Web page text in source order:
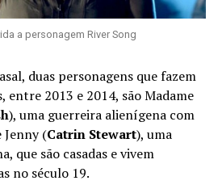
a personagem River Song
duas personagens que fazem
entre 2013 e 2014, são Madame
), uma guerreira alienígena com
Jenny (Catrin Stewart), uma
que são casadas e vivem
no século 19.